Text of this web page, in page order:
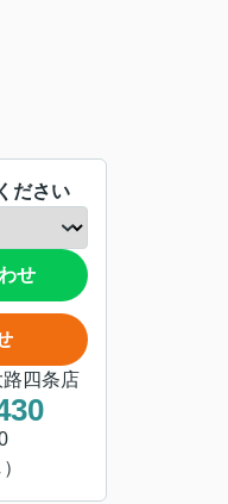
ださい
せ
四条店